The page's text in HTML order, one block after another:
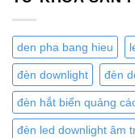
den pha bang hieu
đèn downlight đèn
đèn hắt biển quảng
đèn led downlight âm